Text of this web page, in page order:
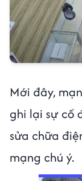
Mới đây,
ghi lại sự cố
sửa chữa
mạng chú ý.